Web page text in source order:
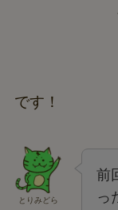
です！
とりみどら
前
っ